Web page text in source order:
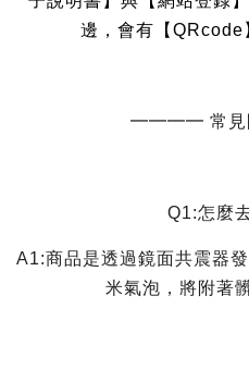
邊，會有【QRcode
━━━━ 常
Q1:怎麼
A1:商品是透過鏡面共震器
米氣泡，將附著